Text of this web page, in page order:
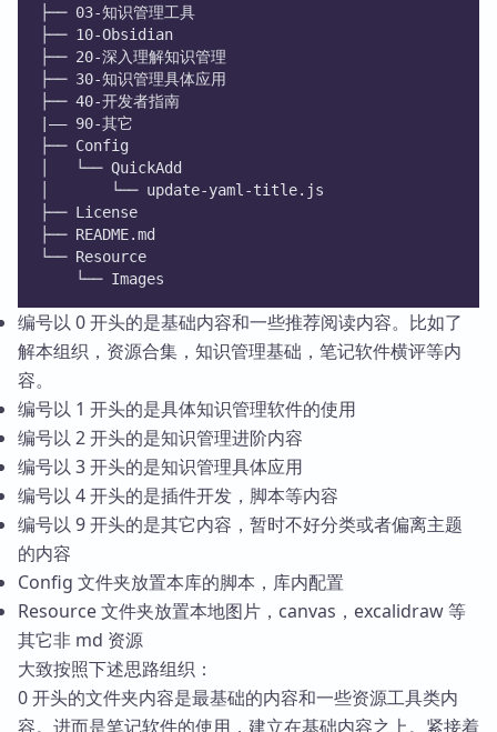
├── 03-知识管理工具
├── 10-Obsidian
├── 20-深入理解知识管理
├── 30-知识管理具体应用
├── 40-开发者指南
|—— 90-其它
├── Config
│   └── QuickAdd
│       └── update-yaml-title.js
├── License
├── README.md
└── Resource
    └── Images
编号以 0 开头的是基础内容和一些推荐阅读内容。比如了
解本组织，资源合集，知识管理基础，笔记软件横评等内
容。
编号以 1 开头的是具体知识管理软件的使用
编号以 2 开头的是知识管理进阶内容
编号以 3 开头的是知识管理具体应用
编号以 4 开头的是插件开发，脚本等内容
编号以 9 开头的是其它内容，暂时不好分类或者偏离主题
的内容
Config 文件夹放置本库的脚本，库内配置
Resource 文件夹放置本地图片，canvas，excalidraw 等
其它非 md 资源
大致按照下述思路组织：
0 开头的文件夹内容是最基础的内容和一些资源工具类内
容。进而是笔记软件的使用，建立在基础内容之上。紧接着